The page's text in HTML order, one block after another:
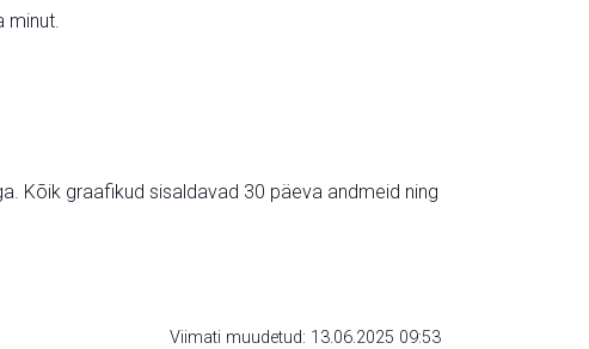
minut.
Kõik graafikud sisaldavad 30 päeva andmeid ning
Viimati muudetud: 13.06.2025 09:53